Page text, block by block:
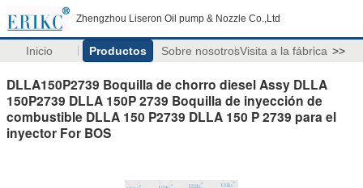
Zhengzhou Liseron Oil pump & Nozzle Co.,Ltd
Inicio Productos Sobre nosotrosVisita a la fábrica >>
DLLA150P2739 Boquilla de chorro diesel Assy DLLA
150P2739 DLLA 150P 2739 Boquilla de inyección de
combustible DLLA 150 P2739 DLLA 150 P 2739 para el
inyector For BOS